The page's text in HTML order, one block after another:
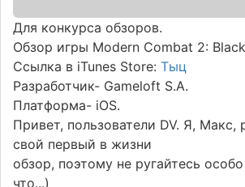
Для конкурса обзоров.
Обзор игры Modern Combat 2:
Ссылка в iTunes Store:Тыц
Разработчик- Gameloft S.A.
Платформа- iOS.
Привет, пользователи DV. Я, Макс,
свой первый в жизни
обзор, поэтому не ругайтесь
что...)